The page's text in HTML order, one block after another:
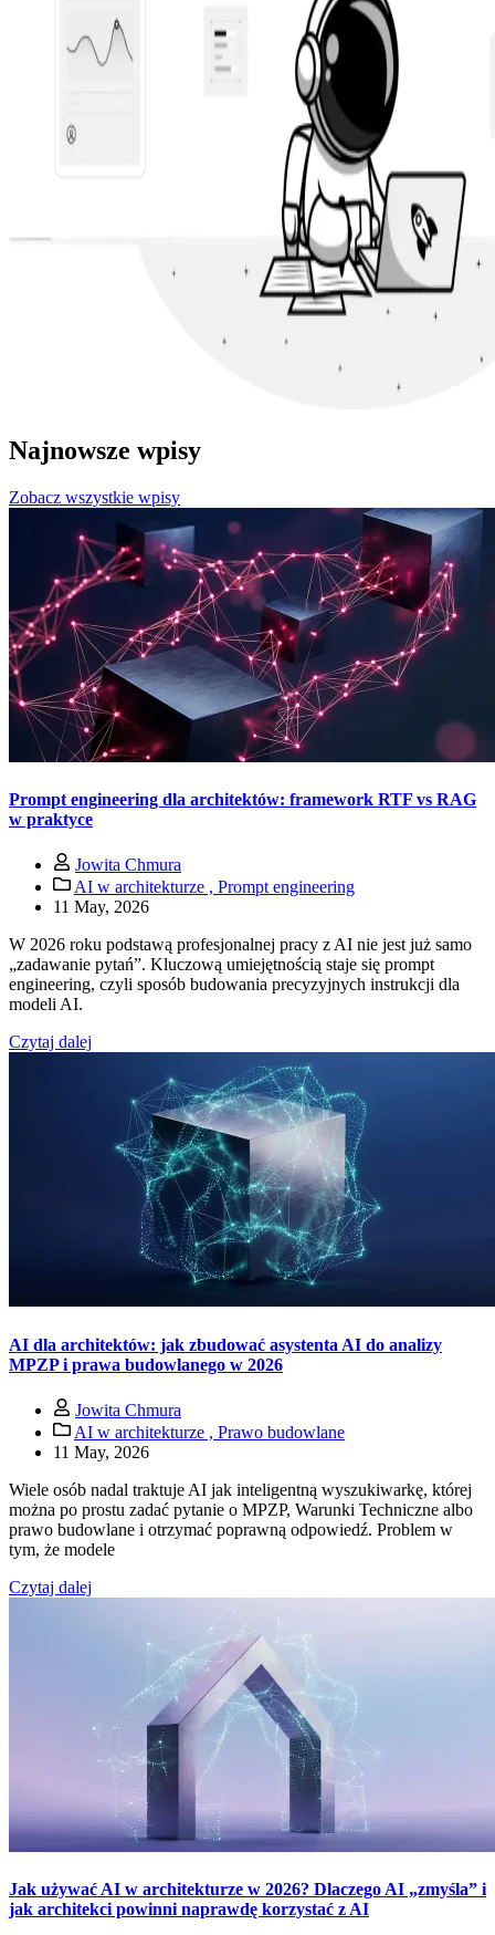
Najnowsze wpisy
Zobacz wszystkie wpisy
Prompt engineering dla architektów: framework RTF vs RAG
w praktyce
Jowita Chmura
AI w architekturze , Prompt engineering
11 May, 2026
W 2026 roku podstawą profesjonalnej pracy z AI nie jest już samo
„zadawanie pytań”. Kluczową umiejętnością staje się prompt
engineering, czyli sposób budowania precyzyjnych instrukcji dla
modeli AI.
Czytaj dalej
AI dla architektów: jak zbudować asystenta AI do analizy
MPZP i prawa budowlanego w 2026
Jowita Chmura
AI w architekturze , Prawo budowlane
11 May, 2026
Wiele osób nadal traktuje AI jak inteligentną wyszukiwarkę, której
można po prostu zadać pytanie o MPZP, Warunki Techniczne albo
prawo budowlane i otrzymać poprawną odpowiedź. Problem w
tym, że modele
Czytaj dalej
Jak używać AI w architekturze w 2026? Dlaczego AI „zmyśla” i
jak architekci powinni naprawdę korzystać z AI